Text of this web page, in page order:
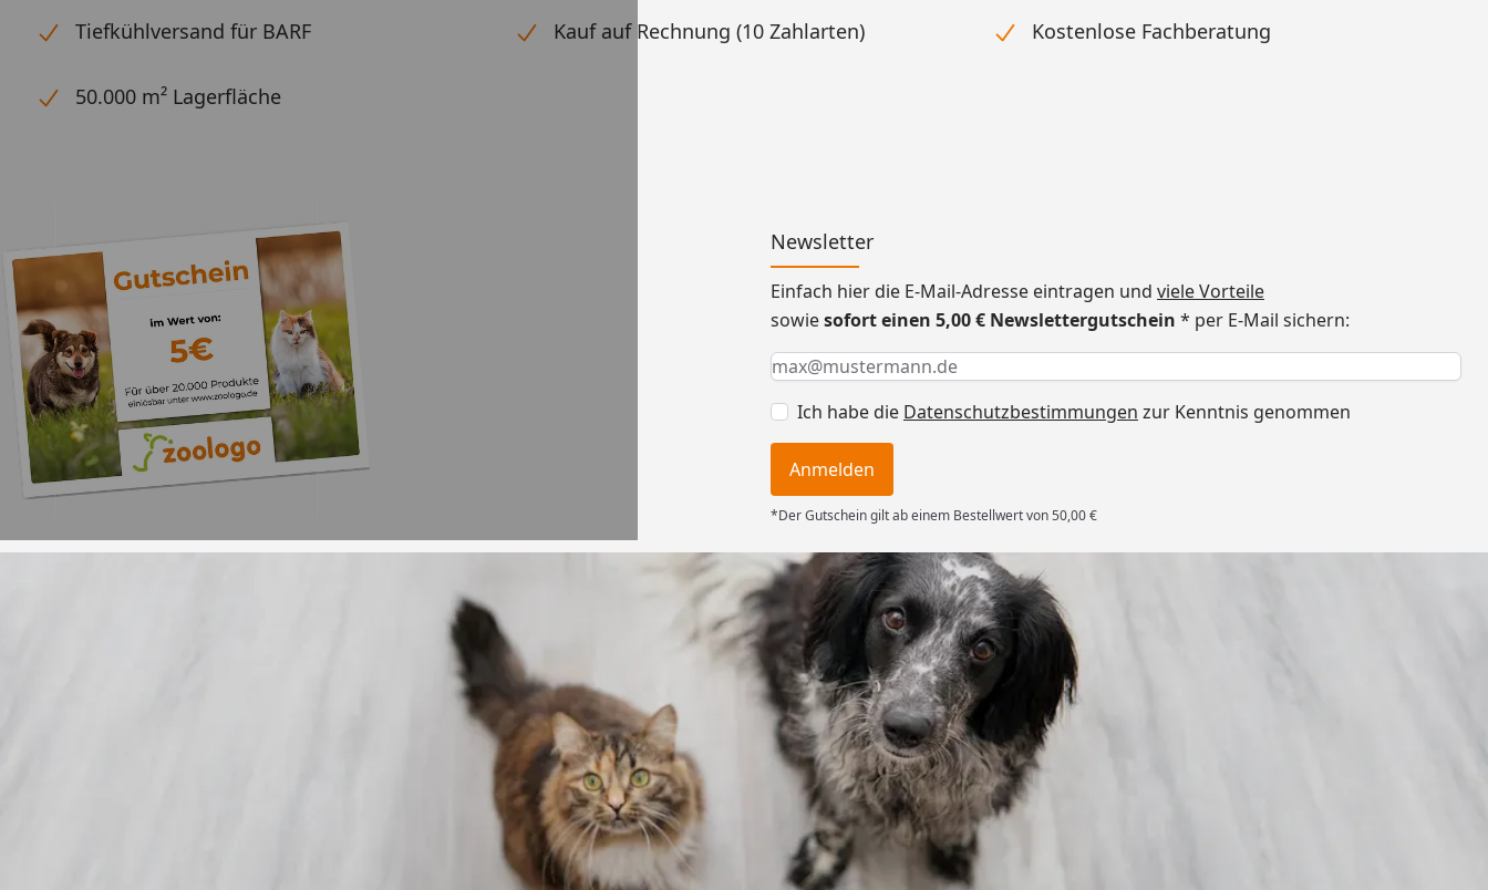
Tiefkühlversand für BARF Kauf auf Rechnung (10 Zahlarten) Kostenlose Fachberatung
50.000 m² Lagerfläche
Newsletter
Einfach hier die E-Mail-Adresse eintragen und viele Vorteile
sowiesofort einen 5,00 € Newslettergutschein * per E-Mail sichern:
Keine Eingabe erforderlich
Eingabe erforderlich
E-Mail *
Ich habe die Datenschutzbestimmungen zur Kenntnis genommen
Anmelden
*Der Gutschein gilt ab einem Bestellwert von 50,00 €
„Gute Erfahrung mit
Zoologo,schnelle Lieferung, alles
top“
31.07.2026
Versand
Akzeptierte Zahlungsarten